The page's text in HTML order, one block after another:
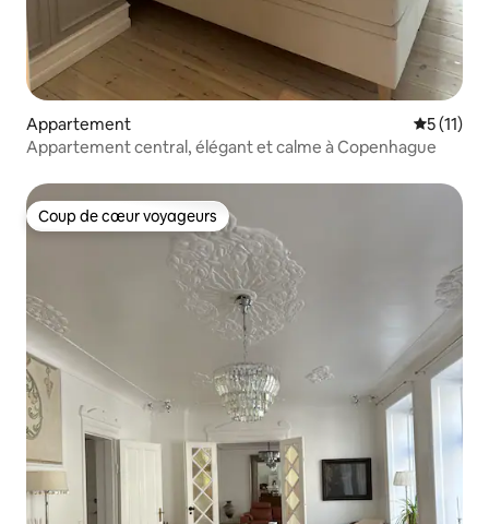
Appartement
5 (11)
Appartement central, élégant et calme à Copenhague
Coup de cœur voyageurs
Coup de cœur voyageurs